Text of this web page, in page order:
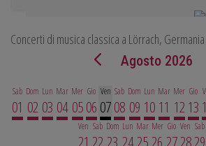
Concerti di musica classica a Lörrach, Germania
Agosto 2026
Sab
01
Dom
02
Lun
03
Mar
04
Mer
05
Gio
06
Ven
07
Sab
08
Dom
09
Lun
10
Mar
11
Mer
12
Gio
13
Ven
21
Sab
22
Dom
23
Lun
24
Mar
25
Mer
26
Gio
27
Ven
28
Sab
29